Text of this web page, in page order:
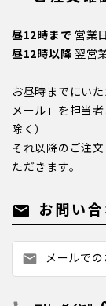
昼12時まで 営業
昼12時以降 翌営
お昼時までにい
メール」を担当
除く）
それ以降のご注
ただきます。
mail お問い
mail メールで